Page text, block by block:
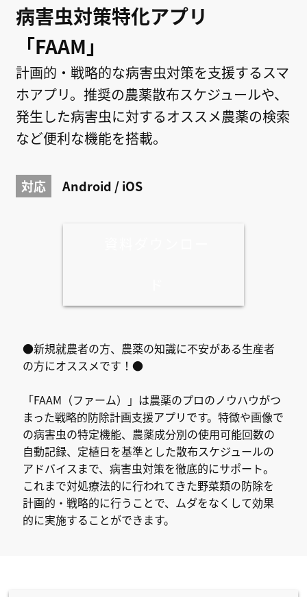
病害虫対策特化アプリ
「FAAM」
計画的・戦略的な病害虫対策を支援するスマ
ホアプリ。推奨の農薬散布スケジュールや、
発生した病害虫に対するオススメ農薬の検索
など便利な機能を搭載。
対応 Android / iOS
●新規就農者の方、農薬の知識に不安がある生産者
の方にオススメです！●
「FAAM（ファーム）」は農薬のプロのノウハウがつ
まった戦略的防除計画支援アプリです。特徴や画像で
の病害虫の特定機能、農薬成分別の使用可能回数の
自動記録、定植日を基準とした散布スケジュールの
アドバイスまで、病害虫対策を徹底的にサポート。
これまで対処療法的に行われてきた野菜類の防除を
計画的・戦略的に行うことで、ムダをなくして効果
的に実施することができます。